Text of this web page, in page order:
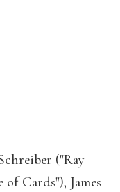
("Ray
of Cards"), James